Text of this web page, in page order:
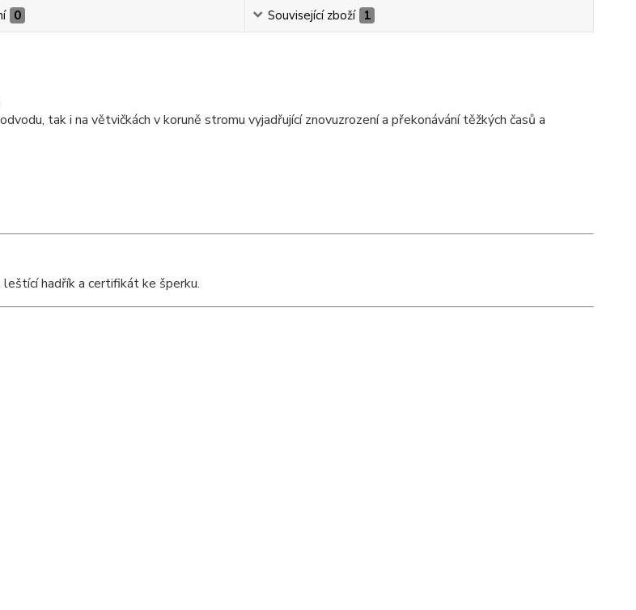
0 Související zboží 1
tak i na větvičkách v koruně stromu vyjadřujícíznovuzrození a překonávání těžkých časů a
hadřík a certifikát ke šperku.